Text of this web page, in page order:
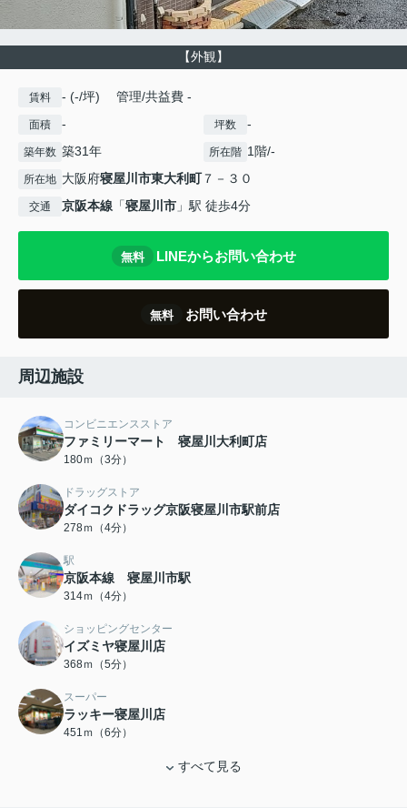
【外観】
賃料 - (-/坪) 管理/共益費 -
面積 - 坪数 -
築年数 築31年 所在階 1階/-
所在地 大阪府寝屋川市東大利町７－３０
交通 京阪本線 「寝屋川市 」駅 徒歩4分
無料 LINEからお問い合わせ
無料 お問い合わせ
周辺施設
コンビニエンスストア
ファミリーマート 寝屋川大利町店
180ｍ（3分）
ドラッグストア
ダイコクドラッグ京阪寝屋川市駅前店
278ｍ（4分）
駅
京阪本線 寝屋川市駅
314ｍ（4分）
ショッピングセンター
イズミヤ寝屋川店
368ｍ（5分）
スーパー
ラッキー寝屋川店
451ｍ（6分）
すべて見る